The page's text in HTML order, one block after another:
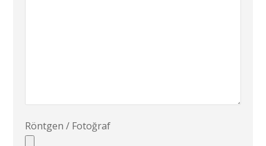
Röntgen / Fotoğraf